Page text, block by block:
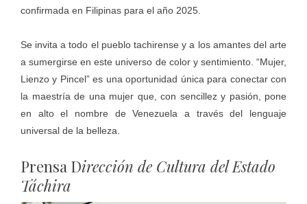
confirmada en Filipinas para el año 2025.
Se invita a todo el pueblo tachirense y a los amantes del arte
a sumergirse en este universo de color y sentimiento. “Mujer,
Lienzo y Pincel” es una oportunidad única para conectar con
la maestría de una mujer que, con sencillez y pasión, pone
en alto el nombre de Venezuela a través del lenguaje
universal de la belleza.
Prensa Dirección de Cultura del Estado
Táchira